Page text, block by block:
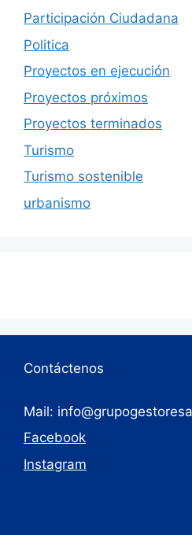
Participación Ciudadana
Politica
Proyectos en ejecución
Proyectos próximos
Proyectos terminados
Turismo
Turismo sostenible
urbanismo
Contáctenos
Mail:
Facebook
Instagram